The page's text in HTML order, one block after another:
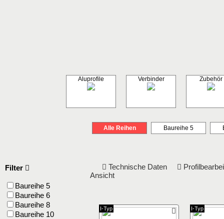
Aluprofile Verbinder Zubehör
Alle Reihen Baureihe 5
Technische Daten
Ansicht
I-Typ I-Typ
Filter
Baureihe 5
Baureihe 6
Baureihe 8
Baureihe 10